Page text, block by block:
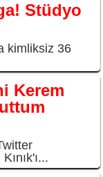
Stüdyo
kimliksiz 36
Kerem